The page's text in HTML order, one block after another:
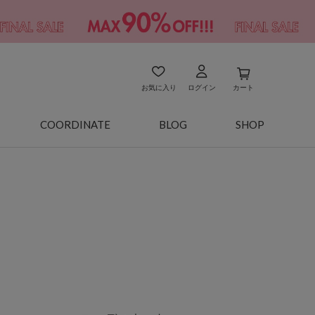
お気に入り ログイン カート
COORDINATE BLOG SHOP